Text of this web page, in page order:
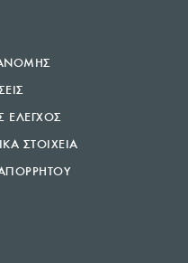
ΕΛΕΓΧΟΣ
ΣΤΟΙΧΕΙΑ